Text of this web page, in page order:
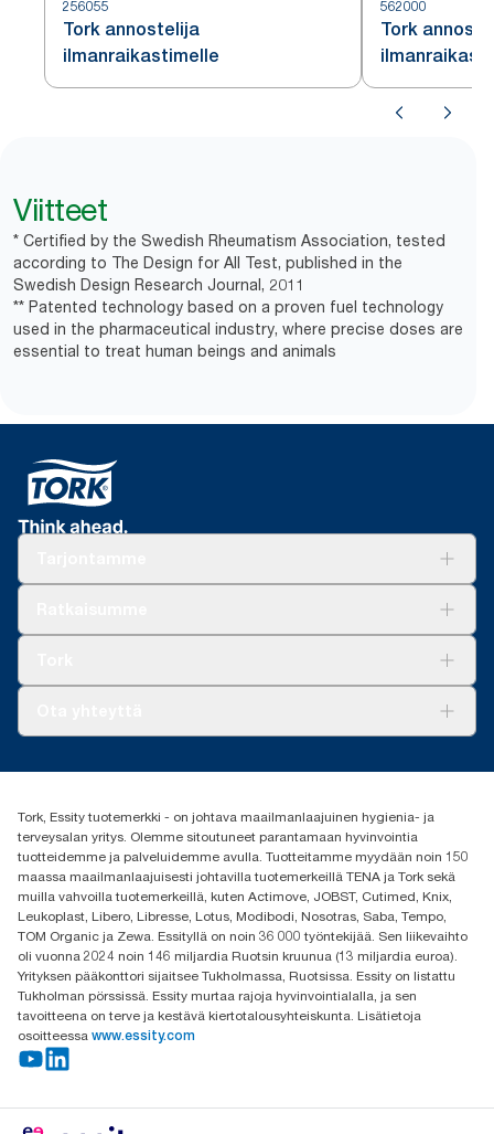
256055
Tork annostelija
ilmanraikastimelle
562000
Tork
Viitteet
* Certified by the Swedish Rheumatism Association, tested
according to The Design for All Test, published in the
Swedish Design Research Journal, 2011
** Patented technology based on a proven fuel technology
used in the pharmaceutical industry, where precise doses are
essential to treat human beings and animals
(+358) 9 5068 8222
Oy Essity Finland Ab
Revontulenkuja 1
02100 Espoo
Tork, Essity tuotemerkki - on johtava maailmanlaajuinen hygienia- ja
terveysalan yritys. Olemme sitoutuneet parantamaan hyvinvointia
tuotteidemme ja palveluidemme avulla. Tuotteitamme myydään noin 150
maassa maailmanlaajuisesti johtavilla tuotemerkeillä TENA ja Tork sekä
muilla vahvoilla tuotemerkeillä, kuten Actimove, JOBST, Cutimed, Knix,
Leukoplast, Libero, Libresse, Lotus, Modibodi, Nosotras, Saba, Tempo,
TOM Organic ja Zewa. Essityllä on noin 36 000 työntekijää. Sen liikevaihto
oli vuonna 2024 noin 146 miljardia Ruotsin kruunua (13 miljardia euroa).
Yrityksen pääkonttori sijaitsee Tukholmassa, Ruotsissa. Essity on listattu
Tukholman pörssissä. Essity murtaa rajoja hyvinvointialalla, ja sen
tavoitteena on terve ja kestävä kiertotalousyhteiskunta. Lisätietoja
osoitteessa www.essity.com